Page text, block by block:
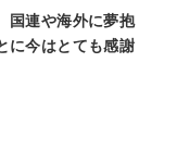
国連や海外に夢抱
に今はとても感謝